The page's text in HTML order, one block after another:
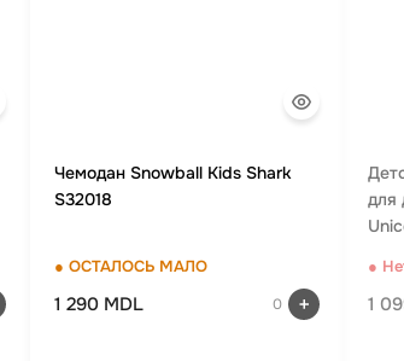
Чемодан Snowball Kids Shark
S32018
● ОСТАЛОСЬ МАЛО
1 290 MDL 0
для
●
1